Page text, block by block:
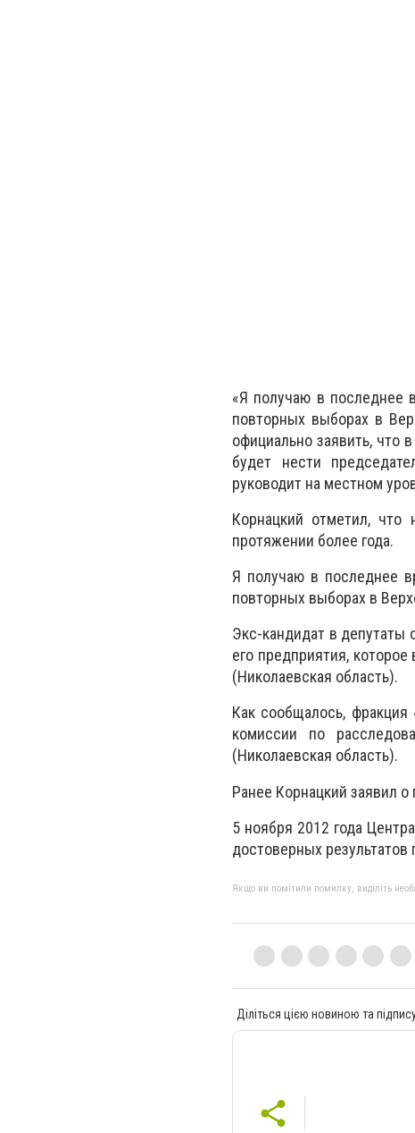
«Я получаю в последнее
повторных выборах в
официально заявить, что
будет нести
руководит на местном
Корнацкий отметил, что
протяжении более года.
Я получаю в последнее
повторных выборах в
Экс-кандидат в депутаты
его предприятия,
(Николаевская область).
Как сообщалось, фракция
комиссии по
(Николаевская область).
Ранее Корнацкий заявил
5 ноября 2012 года
достоверных результатов
Якщо ви помітили помилку, виділіть
Діліться цією новиною та